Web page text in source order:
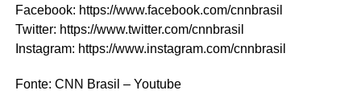
Facebook: https://www.facebook.com/cnnbrasil
Twitter: https://www.twitter.com/cnnbrasil
Instagram: https://www.instagram.com/cnnbrasil
Fonte: CNN Brasil – Youtube